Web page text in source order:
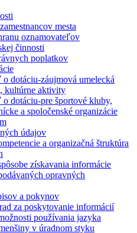
mesta
oznamovateľov
činnosti
poplatkov
o dotáciu-záujmová umelecká
kultúrne aktivity
o dotáciu-pre športové kluby,
a spoločenské organizácie
údajov
a organizačná štruktúra
získavania informácie
opravných
a pokynov
za poskytovanie informácií
používania jazyka
v úradnom styku